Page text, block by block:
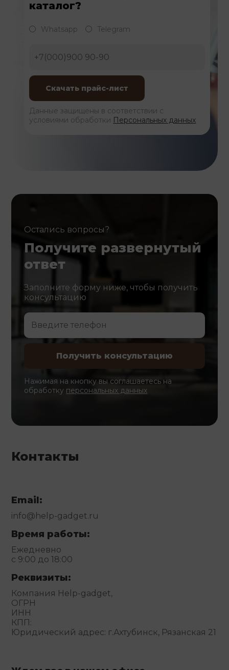
каталог?
Whatsapp Telegram
Данные защищены в соответствии с
условиями обработки Персональных данных
Остались вопросы?
Получите развернутый
ответ
Заполните форму ниже, чтобы получить
консультацию
Нажимая на кнопку вы соглашаетесь на
обработку персональных данных
Контакты
Email:
info@help-gadget.ru
Время работы:
Ежедневно
с 9:00 до 18:00
Реквизиты:
Компания Help-gadget,
ОГРН
ИНН
КПП:
Юридический адрес: г.Ахтубинск, Рязанская 21